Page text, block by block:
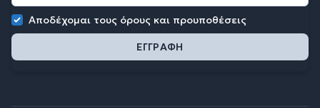
Αποδέχομαι τους όρους και προυποθέσεις